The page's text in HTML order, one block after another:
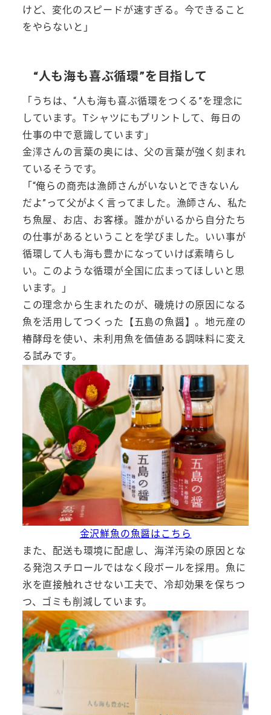
けど、変化のスピードが速すぎる。今できること
をやらないと」
“人も海も喜ぶ循環”を目指して
「うちは、“人も海も喜ぶ循環をつくる”を理念に
しています。Tシャツにもプリントして、毎日の
仕事の中で意識しています」
金澤さんの言葉の奥には、父の言葉が強く刻まれ
ているそうです。
「“俺らの商売は漁師さんがいないとできないん
だよ”って父がよく言ってました。漁師さん、私た
ち魚屋、お店、お客様。誰かがいるから自分たち
の仕事があるということを学びました。いい事が
循環して人も海も豊かになっていけば素晴らし
い。このような循環が全国に広まってほしいと思
います。」
この理念から生まれたのが、磯焼けの原因になる
魚を活用してつくった【五島の魚醤】。地元産の
椿酵母を使い、未利用魚を価値ある調味料に変え
る試みです。
金沢鮮魚の魚醤はこちら
また、配送も環境に配慮し、海洋汚染の原因とな
る発泡スチロールではなく段ボールを採用。魚に
氷を直接触れさせない工夫で、冷却効果を保ちつ
つ、ゴミも削減しています。